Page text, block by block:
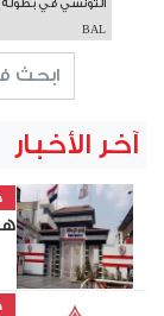
التونسي في بطولة
BAL
آخر الأخبار